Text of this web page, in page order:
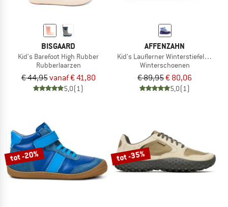
BISGAARD
Kid's Barefoot High Rubber
Rubberlaarzen
€ 44,95vanaf € 41,80
5,0(1)
AFFENZAHN
Kid's Lauflerner Winterstiefel Vegan
Winterschoenen
€ 89,95€ 80,06
5,0(1)
tot -20% tot -35%